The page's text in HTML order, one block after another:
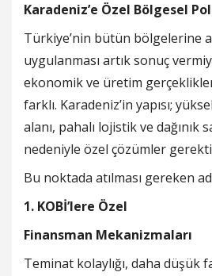
Karadeniz’e Özel Bölgesel
Türkiye’nin bütün bölgelerine
uygulanması artık sonuç
ekonomik ve üretim
farklı. Karadeniz’in yapısı;
alanı, pahalı lojistik ve dağınık
nedeniyle özel çözümler
Bu noktada atılması gereken
1. KOBİ’lere Özel
Finansman Mekanizmaları
Teminat kolaylığı, daha düşük